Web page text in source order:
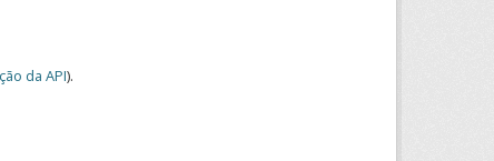
da API).